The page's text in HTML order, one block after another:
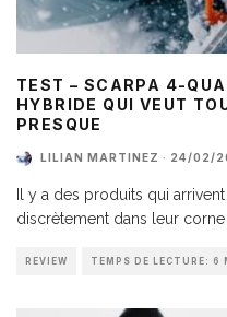
TEST – SCARPA 4-
HYBRIDE QUI VEUT
PRESQUE
LILIAN MARTINEZ · 24/02/
Il y a des produits qui
discrètement dans leur
REVIEW TEMPS DE LECTURE: 6